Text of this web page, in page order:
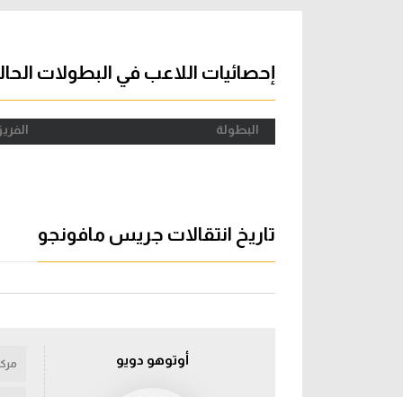
دوري إحصائيات اللاعب في البطولات
البطولة
تاريخ انتقالات جريس مافونجو
أوتوهو دويو